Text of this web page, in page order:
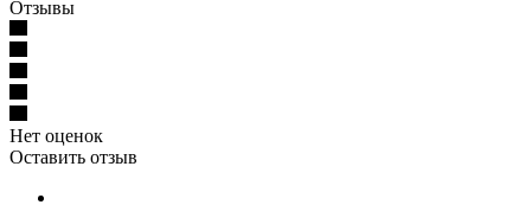
Отзывы
Нет оценок
Оставить отзыв